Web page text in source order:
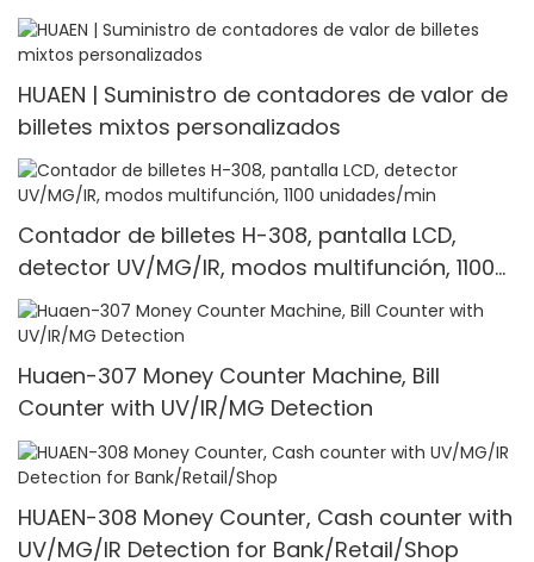
HUAEN | Suministro de contadores de valor de
billetes mixtos personalizados
Contador de billetes H-308, pantalla LCD,
detector UV/MG/IR, modos multifunción, 1100
unidades/min
Huaen-307 Money Counter Machine, Bill
Counter with UV/IR/MG Detection
HUAEN-308 Money Counter, Cash counter with
UV/MG/IR Detection for Bank/Retail/Shop